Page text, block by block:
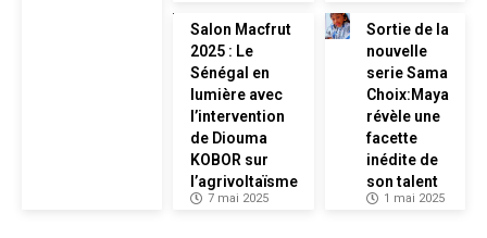
Salon Macfrut
2025 : Le
Sénégal en
lumière avec
l’intervention
de Diouma
KOBOR sur
l’agrivoltaïsme
7 mai 2025
Sortie de la
nouvelle
serie Sama
Choix:Maya
révèle une
facette
inédite de
son talent
1 mai 2025